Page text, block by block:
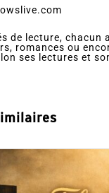
de lecture, chacun
romances ou
ses lectures et